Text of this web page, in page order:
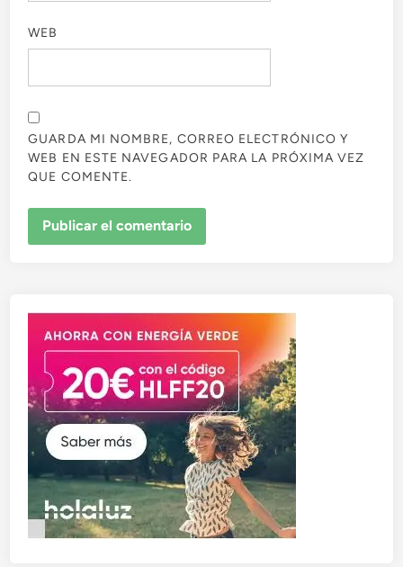
WEB
GUARDA MI NOMBRE, CORREO ELECTRÓNICO Y
WEB EN ESTE NAVEGADOR PARA LA PRÓXIMA VEZ
QUE COMENTE.